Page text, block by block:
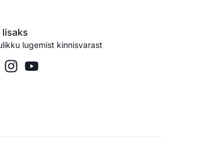
lisaks
lugemist kinnisvarast